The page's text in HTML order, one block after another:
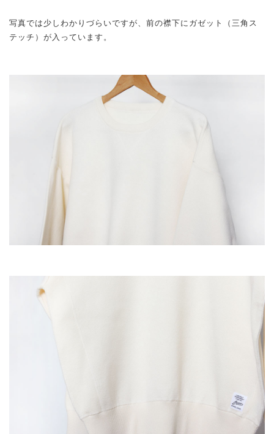
写真では少しわかりづらいですが、前の襟下にガゼット（三角ス
テッチ）が入っています。